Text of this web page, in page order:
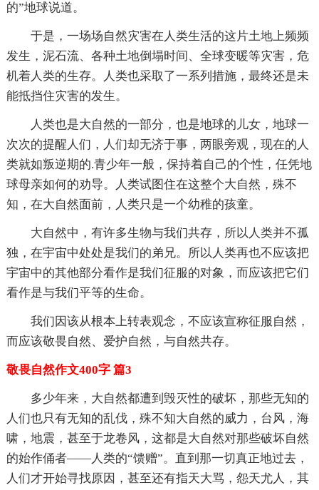
的”地球说道。
于是，一场场自然灾害在人类生活的这片土地上频频
发生，泥石流、各种土地倒塌时间、全球变暖等灾害，危
机着人类的生存。人类也采取了一系列措施，最终还是未
能抵挡住灾害的发生。
人类也是大自然的一部分，也是地球的儿女，地球一
次次的提醒人们，人们却无济于事，两眼旁观，现在的人
类就如叛逆期的.青少年一般，保持着自己的个性，任凭地
球母亲如何的劝导。人类试图住在这整个大自然，殊不
知，在大自然面前，人类只是一个幼稚的孩童。
大自然中，有许多生物与我们共存，所以人类并不孤
独，在宇宙中处处是我们的弟兄。所以人类再也不应该把
宇宙中的其他部分看作是我们征服的对象，而应该把它们
看作是与我们平等的生命。
我们因该从根本上转表观念，不应该宣称征服自然，
而应该敬畏自然、爱护自然，与自然共存。
敬畏自然作文400字 篇3
多少年来，大自然都遭到毁灭性的破坏，那些无知的
人们也只有无知的乱伐，殊不知大自然的威力，台风，海
啸，地震，甚至于龙卷风，这都是大自然对那些破坏自然
的始作俑者——人类的“馈赠”。直到那一切真正地过去，
人们才开始寻找原因，甚至还有指天大骂，怨天尤人，其